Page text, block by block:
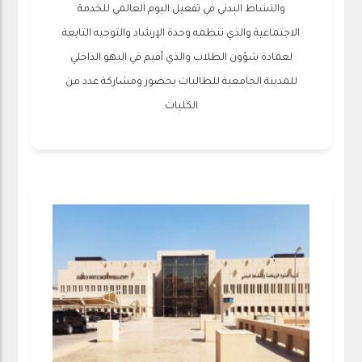
والنشاط البدني في تفعيل اليوم العالمي للخدمة
الاجتماعية والذي تنظمه وحدة الإرشاد والتوجيه التابعة
لعمادة شؤون الطلاب والذي أقيم في البهو الداخلي
للمدينة الجامعية للطالبات بحضور ومشاركة عدد من
الكليات